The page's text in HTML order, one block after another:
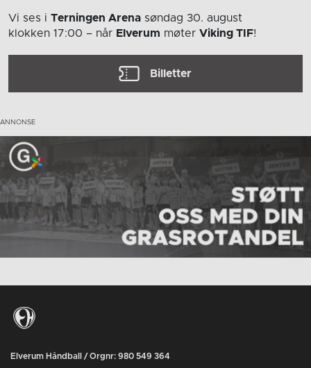
Vi ses i Terningen Arena søndag 30. august
klokken 17:00 – når Elverum møter Viking TIF!
Billetter
Elverum Håndball / Orgnr: 980 549 364